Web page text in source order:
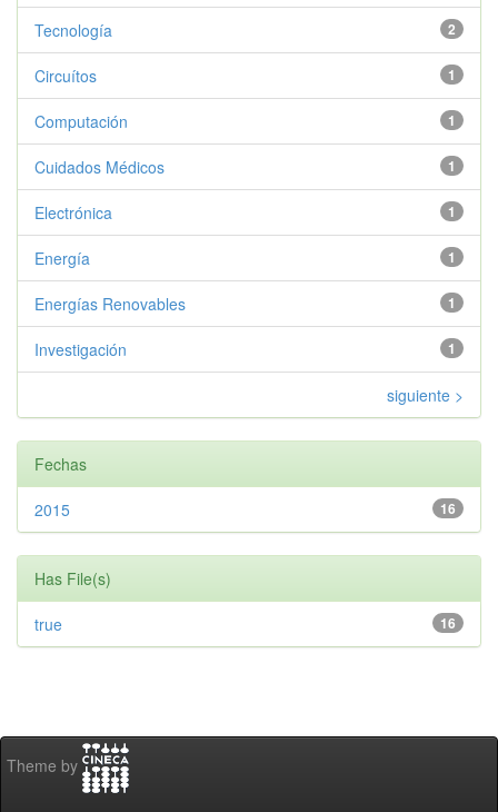
2
Tecnología
1
Circuítos
1
Computación
1
Cuidados Médicos
1
Electrónica
1
Energía
1
Energías Renovables
1
Investigación
siguiente >
Fechas
16
2015
Has File(s)
16
true
Theme by